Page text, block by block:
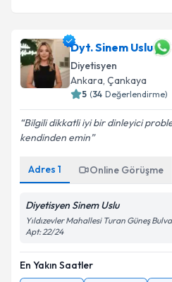
Dyt. Sinem Uslu
Diyetisyen
Ankara, Çankaya
( Değerlendirme)
Bilgili dikkatli iyi bir dinleyici
kendinden emin
Adres 1 Online Görüşme
Diyetisyen Sinem Uslu
Yıldızevler Mahallesi Turan Güneş
Apt: 22/24
En Yakın Saatler